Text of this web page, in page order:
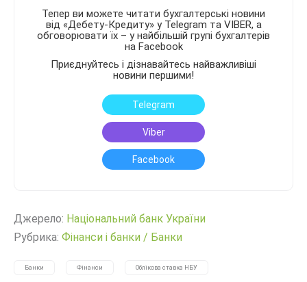
Тепер ви можете читати бухгалтерські новини
від «Дебету-Кредиту» у Telegram та VIBER, а
обговорювати їх – у найбільшій групі бухгалтерів
на Facebook
Приєднуйтесь і дізнавайтесь найважливіші
новини першими!
Telegram
Viber
Facebook
Джерело: Нацiональний банк України
Рубрика: Фінанси і банки / Банки
Банки Фінанси Облікова ставка НБУ